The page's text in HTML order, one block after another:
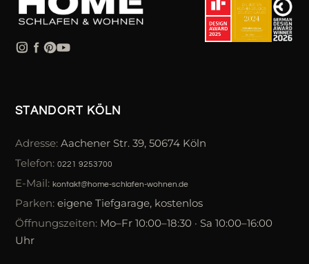
STANDORT KÖLN
Adresse: Aachener Str. 39, 50674 Köln
Telefon: 0221 9253700
E-Mail: kontakt@home-schlafen-wohnen.de
Parken: eigene Tiefgarage, kostenlos
Öffnungszeiten: Mo–Fr 10:00–18:30 · Sa 10:00–16:00
Uhr